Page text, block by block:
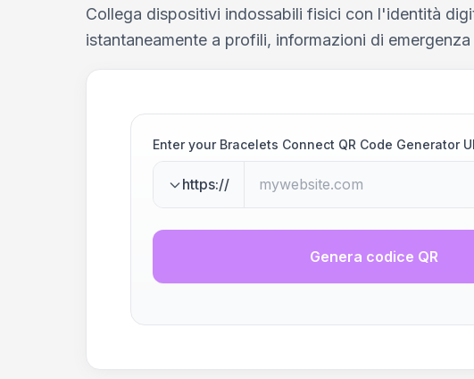
Collega dispositivi indossabili fisici con l'identità
istantaneamente a profili, informazioni di
Enter your Bracelets Connect QR Code Generator
https://
Genera codice QR